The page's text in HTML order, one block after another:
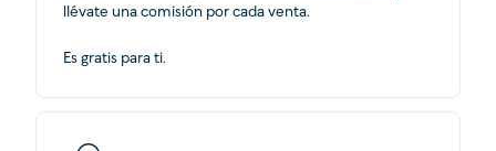
llévate una comisión por cada venta.
Es gratis para ti.